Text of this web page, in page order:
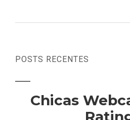
POSTS RECENTES
Chicas